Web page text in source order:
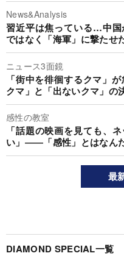
News&Analysis
習近平は焦っている…中国
ではなく「海軍」に撃たせ
ニュース3面鏡
「街中を徘徊するクマ」
クマ」と「出ないクマ」の
感性の教室
「話題の映画を見ても、
い」――「感性」とはなん
最
DIAMOND SPECIAL一覧